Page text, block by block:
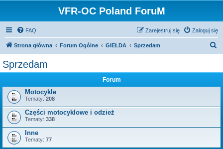
VFR-OC Poland ForuM
FAQ Zaloguj się
Zarejestruj się
Strona główna Forum Ogólne GIEŁDA Sprzedam
Sprzedam
Forum
Motocykle
Tematy: 208
Części motocyklowe i odzież
Tematy: 338
Inne
Tematy: 77